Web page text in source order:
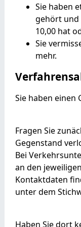
Sie haben
gehört und
10,00 hat
Sie
mehr.
Sie haben einen
Fragen Sie
Gegenstand
Bei
an den
Kontaktdaten
unter dem
Haben Sie dort